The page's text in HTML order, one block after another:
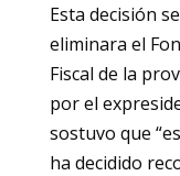
Esta decisión
eliminara el
Fiscal de la
por el
sostuvo que
ha decidido